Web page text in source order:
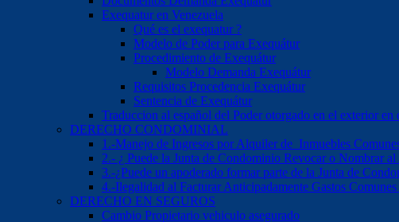
Exequatur en Venezuela
Qué es el exequatur ?
Modelo de Poder para Exequátur
Procedimiento de Exequátur
Modelo Demanda Exequátur
Requisitos Procedencia Exequátur
Sentencia de Exequátur
Traduccion al español del Poder otorgado en el exterior en
DERECHO CONDOMINIAL
1.-Manejo de Ingresos por Alquiler de Inmuebles
2.- ¿ Puede la Junta de Condominio Revocar o Nombrar
3.-¿Puede un apoderado formar parte de la Junta de
4.-Ilegalidad al Facturar Anticipadamente Gastos
DERECHO EN SEGUROS
Cambio Propietario vehiculo asegurado